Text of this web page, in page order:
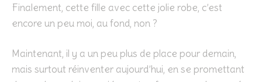
Finalement, cette fille avec cette jolie robe, c’est
encore un peu moi, au fond, non ?
Maintenant, il y a un peu plus de place pour demain,
mais surtout réinventer aujourd’hui, en se promettant